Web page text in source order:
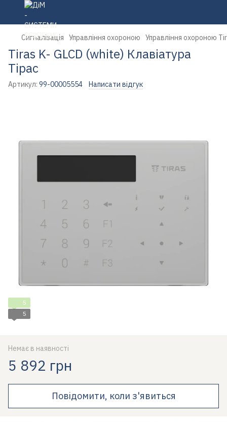
Сигналізація Управління охороною Управління охороною
Tiras K- GLCD (white) Клавіатура
Тірас
Артикул: 99-00005554 Написати відгук
5
5
Немає в наявності
5 892 грн
Повідомити, коли з'явиться